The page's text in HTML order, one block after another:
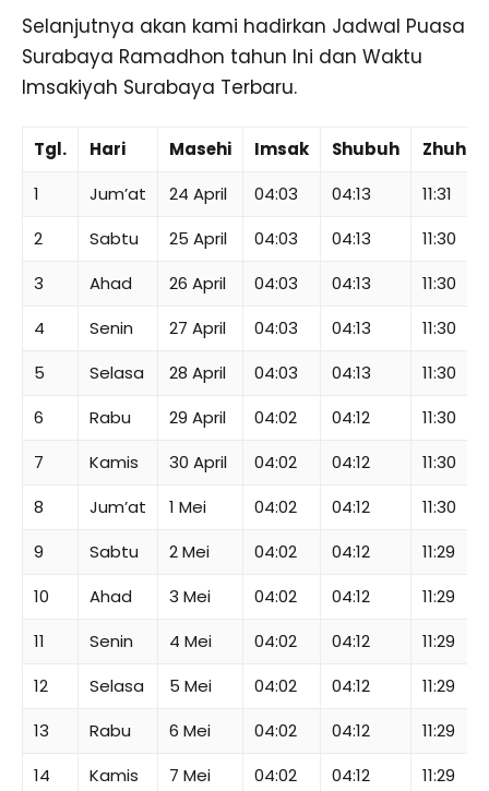
Selanjutnya akan kami hadirkan Jadwal Puasa
Surabaya Ramadhon tahun Ini dan Waktu
Imsakiyah Surabaya Terbaru.
Tgl. Hari Masehi Imsak Shubuh
Zhuhur
1
Jum’at 24 April 04:03 04:13
11:31
2
Sabtu 25 April 04:03 04:13
11:30
3
Ahad 26 April 04:03 04:13
11:30
4
Senin 27 April 04:03 04:13
11:30
5
Selasa 28 April 04:03 04:13
11:30
6
Rabu 29 April 04:02 04:12
11:30
7
Kamis 30 April 04:02 04:12
11:30
8
Jum’at 1 Mei 04:02 04:12
11:30
9
Sabtu 2 Mei 04:02 04:12
11:29
10
Ahad 3 Mei 04:02 04:12
11:29
11
Senin 4 Mei 04:02 04:12
11:29
12
Selasa 5 Mei 04:02 04:12
11:29
13
Rabu 6 Mei 04:02 04:12
11:29
14
Kamis 7 Mei 04:02 04:12
11:29